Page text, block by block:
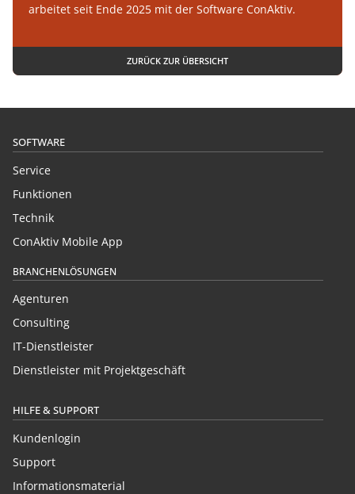
arbeitet seit Ende 2025 mit der Software ConAktiv.
ZURÜCK ZUR ÜBERSICHT
SOFTWARE
Service
Funktionen
Technik
ConAktiv Mobile App
BRANCHENLÖSUNGEN
Agenturen
Consulting
IT-Dienstleister
Dienstleister mit Projektgeschäft
HILFE & SUPPORT
Kundenlogin
Support
Informationsmaterial